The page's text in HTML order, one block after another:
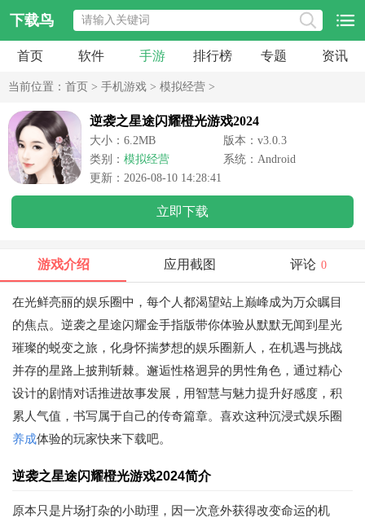
下载鸟
首页 软件 手游 排行榜 专题 资讯
当前位置： 首页 > 手机游戏 > 模拟经营 >
逆袭之星途闪耀橙光游戏2024
大小：6.2MB
版本：v3.0.3
类别： 模拟经营
系统：Android
更新：2026-08-10 14:28:41
立即下载
游戏介绍 应用截图 评论 0
在光鲜亮丽的娱乐圈中，每个人都渴望站上巅峰成为万众瞩目
的焦点。逆袭之星途闪耀金手指版带你体验从默默无闻到星光
璀璨的蜕变之旅，化身怀揣梦想的娱乐圈新人，在机遇与挑战
并存的星路上披荆斩棘。邂逅性格迥异的男性角色，通过精心
设计的剧情对话推进故事发展，用智慧与魅力提升好感度，积
累人气值，书写属于自己的传奇篇章。喜欢这种沉浸式娱乐圈
养成体验的玩家快来下载吧。
逆袭之星途闪耀橙光游戏2024简介
原本只是片场打杂的小助理，因一次意外获得改变命运的机